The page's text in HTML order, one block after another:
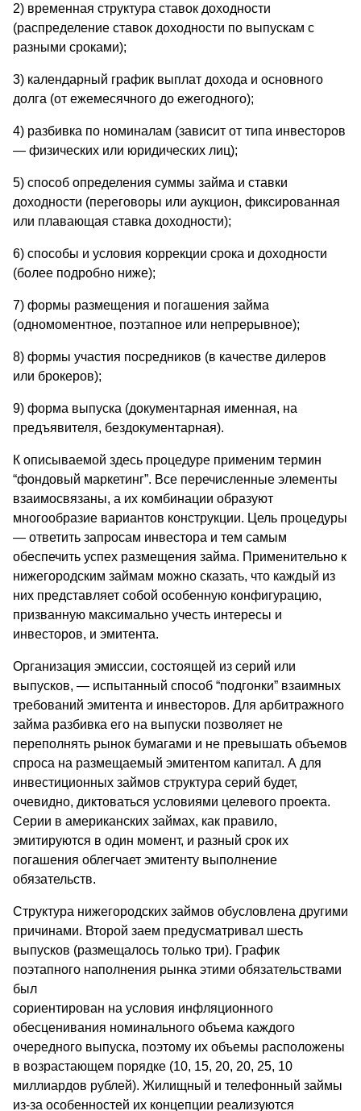
2) временная структура ставок доходности
(распределение ставок доходности по выпускам с
разными сроками);
3) календарный график выплат дохода и основного
долга (от ежемесячного до ежегодного);
4) разбивка по номиналам (зависит от типа инвесторов
— физических или юридических лиц);
5) способ определения суммы займа и ставки
доходности (переговоры или аукцион, фиксированная
или плавающая ставка доходности);
6) способы и условия коррекции срока и доходности
(более подробно ниже);
7) формы размещения и погашения займа
(одномоментное, поэтапное или непрерывное);
8) формы участия посредников (в качестве дилеров
или брокеров);
9) форма выпуска (документарная именная, на
предъявителя, бездокументарная).
К описываемой здесь процедуре применим термин
“фондовый маркетинг”. Все перечисленные элементы
взаимосвязаны, а их комбинации образуют
многообразие вариантов конструкции. Цель процедуры
— ответить запросам инвестора и тем самым
обеспечить успех размещения займа. Применительно к
нижегородским займам можно сказать, что каждый из
них представляет собой особенную конфигурацию,
призванную максимально учесть интересы и
инвесторов, и эмитента.
Организация эмиссии, состоящей из серий или
выпусков, — испытанный способ “подгонки” взаимных
требований эмитента и инвесторов. Для арбитражного
займа разбивка его на выпуски позволяет не
переполнять рынок бумагами и не превышать объемов
спроса на размещаемый эмитентом капитал. А для
инвестиционных займов структура серий будет,
очевидно, диктоваться условиями целевого проекта.
Серии в американских займах, как правило,
эмитируются в один момент, и разный срок их
погашения облегчает эмитенту выполнение
обязательств.
Структура нижегородских займов обусловлена другими
причинами. Второй заем предусматривал шесть
выпусков (размещалось только три). График
поэтапного наполнения рынка этими обязательствами
был
сориентирован на условия инфляционного
обесценивания номинального объема каждого
очередного выпуска, поэтому их объемы расположены
в возрастающем порядке (10, 15, 20, 20, 25, 10
миллиардов рублей). Жилищный и телефонный займы
из-за особенностей их концепции реализуются